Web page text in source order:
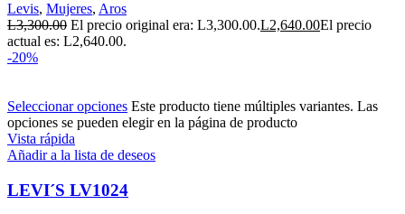
Levis, Mujeres, Aros
L3,300.00 El precio original era: L3,300.00.L2,640.00El precio
actual es: L2,640.00.
-20%
Seleccionar opciones Este producto tiene múltiples variantes. Las
opciones se pueden elegir en la página de producto
Vista rápida
Añadir a la lista de deseos
LEVI´S LV1024